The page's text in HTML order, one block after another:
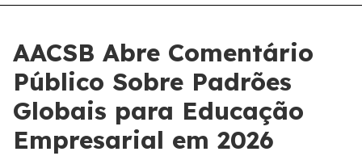
AACSB Abre Comentário
Público Sobre Padrões
Globais para Educação
Empresarial em 2026